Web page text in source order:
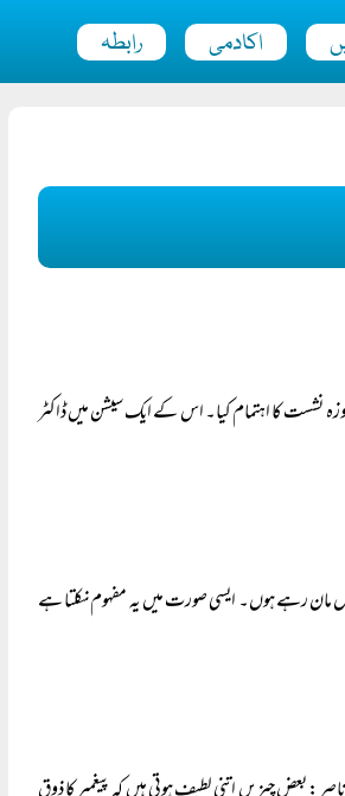
اکادمی رابطہ
پر 16 اور 17 اگست کو فلیٹیز ہوٹل لاہور میں دو روزہ نشست کا اہتمام کیا۔ اس کے ایک سیشن میں ڈاکٹر
مان رہے ہوں۔ ایسی صورت میں یہ مفہوم نکلتا ہے